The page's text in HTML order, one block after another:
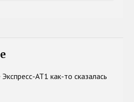
АТ1 как-то сказалась